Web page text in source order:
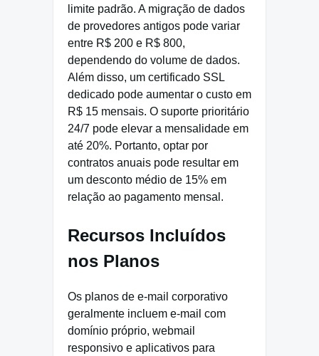
limite padrão. A migração de dados
de provedores antigos pode variar
entre R$ 200 e R$ 800,
dependendo do volume de dados.
Além disso, um certificado SSL
dedicado pode aumentar o custo em
R$ 15 mensais. O suporte prioritário
24/7 pode elevar a mensalidade em
até 20%. Portanto, optar por
contratos anuais pode resultar em
um desconto médio de 15% em
relação ao pagamento mensal.
Recursos Incluídos
nos Planos
Os planos de e-mail corporativo
geralmente incluem e-mail com
domínio próprio, webmail
responsivo e aplicativos para